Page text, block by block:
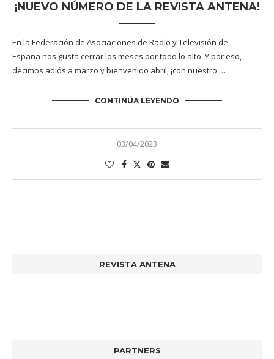
¡NUEVO NÚMERO DE LA REVISTA ANTENA!
En la Federación de Asociaciones de Radio y Televisión de
España nos gusta cerrar los meses por todo lo alto. Y por eso,
decimos adiós a marzo y bienvenido abril, ¡con nuestro …
CONTINÚA LEYENDO
03/04/2023
REVISTA ANTENA
PARTNERS